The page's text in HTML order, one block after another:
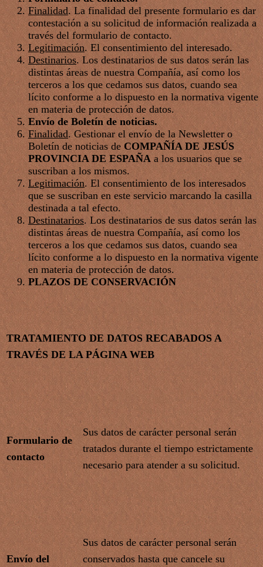
Finalidad. La finalidad del presente formulario es dar
contestación a su solicitud de información realizada a
través del formulario de contacto.
Legitimación. El consentimiento del interesado.
Destinarios. Los destinatarios de sus datos serán las
distintas áreas de nuestra Compañía, así como los
terceros a los que cedamos sus datos, cuando sea
lícito conforme a lo dispuesto en la normativa vigente
en materia de protección de datos.
Envío de Boletín de noticias.
Finalidad. Gestionar el envío de la Newsletter o
Boletín de noticias de COMPAÑÍA DE JESÚS
PROVINCIA DE ESPAÑA a los usuarios que se
suscriban a los mismos.
Legitimación. El consentimiento de los interesados
que se suscriban en este servicio marcando la casilla
destinada a tal efecto.
Destinatarios. Los destinatarios de sus datos serán las
distintas áreas de nuestra Compañía, así como los
terceros a los que cedamos sus datos, cuando sea
lícito conforme a lo dispuesto en la normativa vigente
en materia de protección de datos.
PLAZOS DE CONSERVACIÓN
TRATAMIENTO DE DATOS RECABADOS A
TRAVÉS DE LA PÁGINA WEB
Formulario de
contacto
Sus datos de carácter personal serán
tratados durante el tiempo estrictamente
necesario para atender a su solicitud.
Envío del
Sus datos de carácter personal serán
conservados hasta que cancele su